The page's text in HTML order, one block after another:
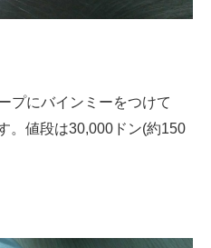
プにバインミーをつけて
。値段は30,000ドン(約150